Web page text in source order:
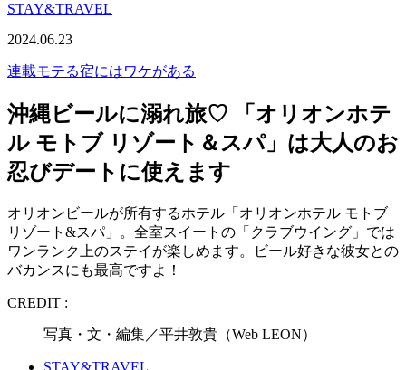
STAY&TRAVEL
2024.06.23
連載モテる宿にはワケがある
沖縄ビールに溺れ旅♡ 「オリオンホテ
ル モトブ リゾート＆スパ」は大人のお
忍びデートに使えます
オリオンビールが所有するホテル「オリオンホテル モトブ
リゾート&スパ」。全室スイートの「クラブウイング」では
ワンランク上のステイが楽しめます。ビール好きな彼女との
バカンスにも最高ですよ！
CREDIT :
写真・文・編集／平井敦貴（Web LEON）
STAY&TRAVEL